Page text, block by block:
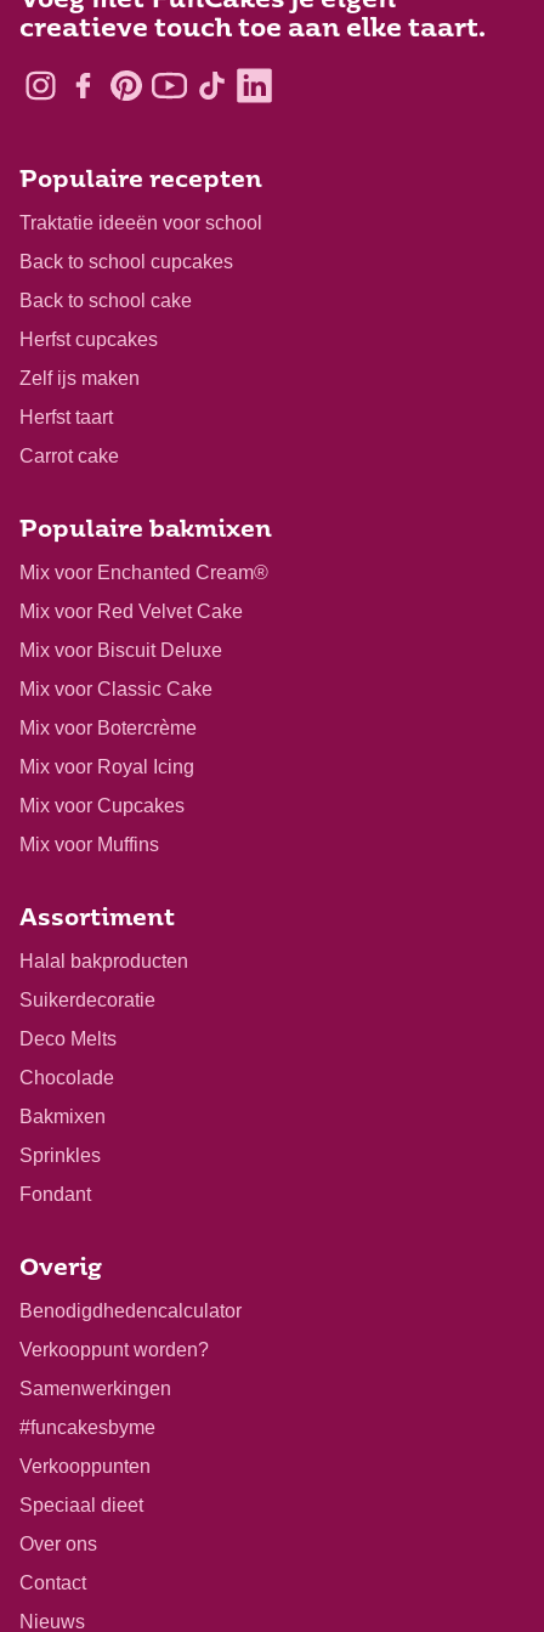
creatieve touch toe aan elke taart.
Populaire recepten
Traktatie ideeën voor school
Back to school cupcakes
Back to school cake
Herfst cupcakes
Zelf ijs maken
Herfst taart
Carrot cake
Populaire bakmixen
Mix voor Enchanted Cream®
Mix voor Red Velvet Cake
Mix voor Biscuit Deluxe
Mix voor Classic Cake
Mix voor Botercrème
Mix voor Royal Icing
Mix voor Cupcakes
Mix voor Muffins
Assortiment
Halal bakproducten
Suikerdecoratie
Deco Melts
Chocolade
Bakmixen
Sprinkles
Fondant
Overig
Benodigdhedencalculator
Verkooppunt worden?
Samenwerkingen
#funcakesbyme
Verkooppunten
Speciaal dieet
Over ons
Contact
Nieuws